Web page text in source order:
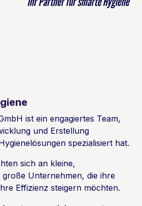
ist ein engagiertes Team,
und Erstellung
spezialisiert hat.
sich an kleine,
große Unternehmen, die ihre
Effizienz steigern möchten.